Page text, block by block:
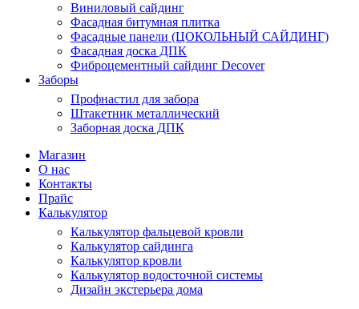
Виниловый сайдинг
Фасадная битумная плитка
Фасадные панели (ЦОКОЛЬНЫЙ САЙДИНГ)
Фасадная доска ДПК
Фиброцементный сайдинг Decover
Заборы
Профнастил для забора
Штакетник металлический
Заборная доска ДПК
Магазин
О нас
Контакты
Прайс
Калькулятор
Калькулятор фальцевой кровли
Калькулятор сайдинга
Калькулятор кровли
Калькулятор водосточной системы
Дизайн экстерьера дома